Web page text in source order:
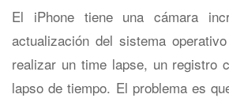
El iPhone tiene una cámara
actualización del sistema
realizar un time lapse, un registro
lapso de tiempo. El problema es